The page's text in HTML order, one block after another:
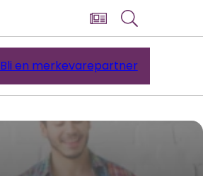
Bli en merkevarepartner